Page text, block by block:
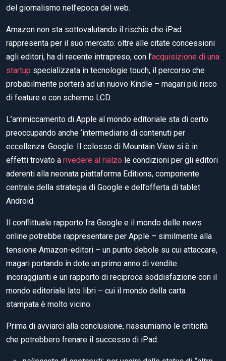
del giornalismo nell’epoca del web.
Amazon non sta sottovalutando il rischio che iPad
rappresenta per il suo mercato: oltre alle citate concessioni
agli editori, ha di recente intrapreso, con l’acquisizione di una
startup specializzata in tecnologie touch, il percorso che
probabilmente porterà ad un nuovo Kindle – magari più ricco
di feature e con schermo LCD.
L’ammiccamento di Apple al mondo editoriale sta di certo
preoccupando anche ‘intermediario di contenuti per
eccellenza: Google. Il colosso di Mountain View si è in
effetti trovato a rivedere al rialzo le condizioni per gli editori
aderenti alla neonata piattaforma Editions, componente
centrale della strategia di Google e dell’offerta di tablet
Android.
Il conflittuale rapporto fra Google e il mondo delle news
online potrebbe rappresentare per Apple – similmente alla
tensione Amazon-editori – un punto debole su cui attaccare,
magari portando in dote un primo anno di vendite
incoraggianti e un rapporto di reciproca soddisfazione con il
mondo editoriale lato libri – cui il mondo della carta
stampata è molto vicino.
Prima di avviarci alla conclusione, riassumiamo le criticità
che potrebbero frenare il successo di iPad: